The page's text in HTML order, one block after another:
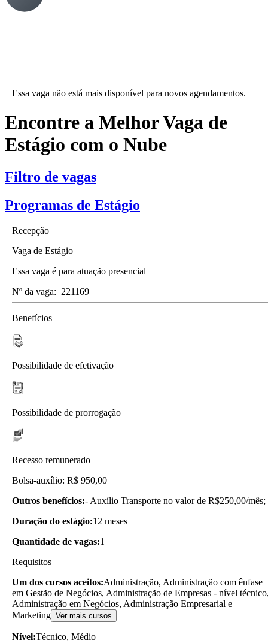
Essa vaga não está mais disponível para novos agendamentos.
Encontre a Melhor Vaga de
Estágio com o Nube
Filtro de vagas
Programas de Estágio
Recepção
Vaga de Estágio
Essa vaga é para atuação presencial
Nº da vaga: 221169
Benefícios
Possibilidade de efetivação
Possibilidade de prorrogação
Recesso remunerado
Bolsa-auxílio: R$ 950,00
Outros benefícios:- Auxílio Transporte no valor de R$250,00/mês;
Duração do estágio:12 meses
Quantidade de vagas:1
Requisitos
Um dos cursos aceitos:Administração, Administração com ênfase
em Gestão de Negócios, Administração de Empresas - nível
Administração em Negócios, Administração Empresarial e
Marketing Ver mais cursos
Nível:Técnico, Médio